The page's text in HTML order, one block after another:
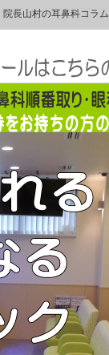
院長山村の耳鼻科コラム